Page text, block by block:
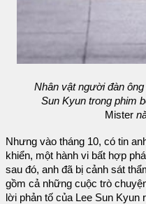
Nhân vật người đàn
Sun Kyun trong phim
Mister
Nhưng vào tháng 10, có tin
khiển, một hành vi bất hợp
sau đó, anh đã bị cảnh sát
gồm cả những cuộc trò
lời phản tố của Lee Sun